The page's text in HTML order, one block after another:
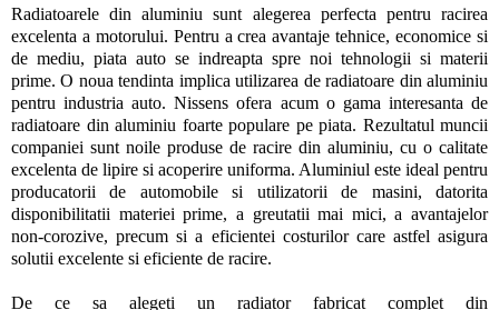
Radiatoarele din aluminiu sunt alegerea perfecta pentru racirea
excelenta a motorului. Pentru a crea avantaje tehnice, economice si
de mediu, piata auto se indreapta spre noi tehnologii si materii
prime. O noua tendinta implica utilizarea de radiatoare din aluminiu
pentru industria auto. Nissens ofera acum o gama interesanta de
radiatoare din aluminiu foarte populare pe piata. Rezultatul muncii
companiei sunt noile produse de racire din aluminiu, cu o calitate
excelenta de lipire si acoperire uniforma. Aluminiul este ideal pentru
producatorii de automobile si utilizatorii de masini, datorita
disponibilitatii materiei prime, a greutatii mai mici, a avantajelor
non-corozive, precum si a eficientei costurilor care astfel asigura
solutii excelente si eficiente de racire.
De ce sa alegeti un radiator fabricat complet din